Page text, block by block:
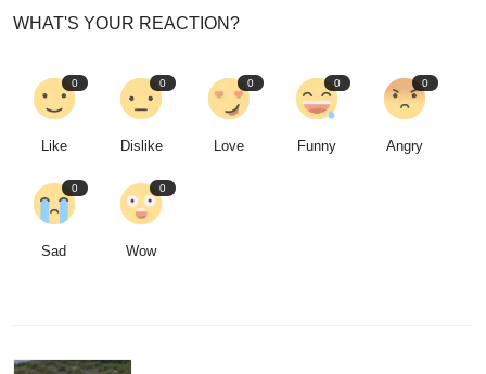
WHAT'S YOUR REACTION?
0
Like
0
Dislike
0
Love
0
Funny
0
Angry
0
Sad
0
Wow